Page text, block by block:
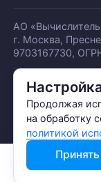
Продолжая
на обработку
политикой
АО
г. Москва,
9703167730,
© АО
Политика
Политика
Политика